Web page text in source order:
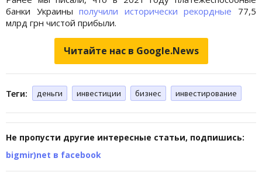
банки Украиныполучили исторически рекордные 77,5
млрд грн чистой прибыли.
Читайте нас в Google.News
Теги: деньги инвестиции бизнес инвестирование
Не пропусти другие интересные статьи, подпишись:
bigmir)net в facebook